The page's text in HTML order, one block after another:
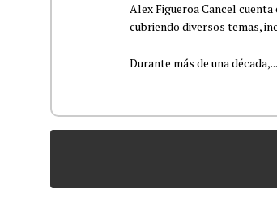
Alex Figueroa Cancel
cubriendo diversos temas,
Durante más de una década,...